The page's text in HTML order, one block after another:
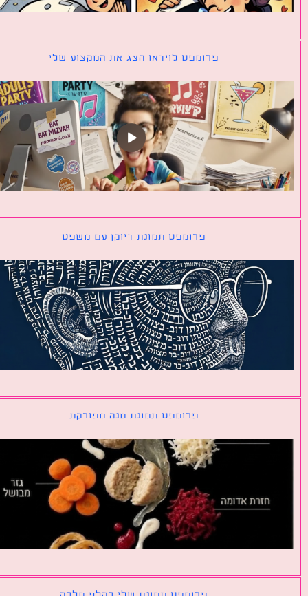
פרומפט לוידאו הצג את המקצוע שלי
פרומפט תמונת דיוקן עם משפט
פרומפט תמונת מנה מפורקת